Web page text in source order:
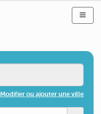
Modifier ou ajouter une ville